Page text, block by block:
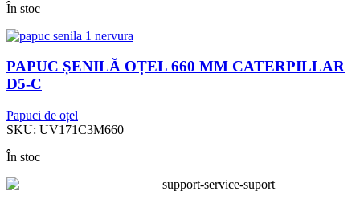
În stoc
PAPUC ȘENILĂ OȚEL 660 MM CATERPILLAR
D5-C
Papuci de oțel
SKU: UV171C3M660
În stoc